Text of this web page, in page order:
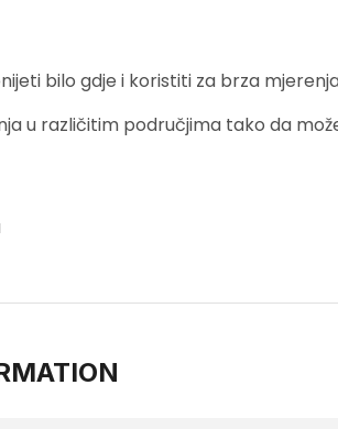
bilo gdje i koristiti za brza
u različitim područjima tako da